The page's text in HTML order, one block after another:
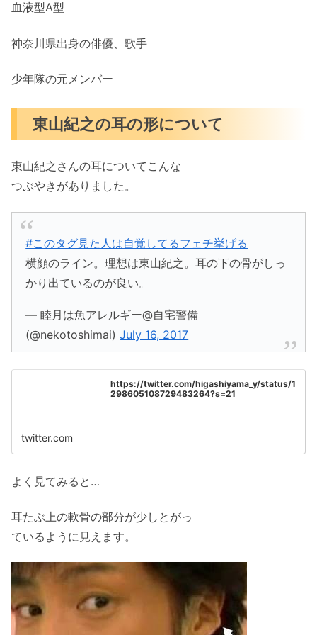
血液型A型
神奈川県出身の俳優、歌手
少年隊の元メンバー
東山紀之の耳の形について
東山紀之さんの耳についてこんな
つぶやきがありました。
#このタグ見た人は自覚してるフェチ挙げる
横顔のライン。理想は東山紀之。耳の下の骨がしっ
かり出ているのが良い。
— 睦月は魚アレルギー@自宅警備
(@nekotoshimai)July 16, 2017
https://twitter.com/higashiyama_y/status/1
298605108729483264?s=21
twitter.com
よく見てみると…
耳たぶ上の軟骨の部分が少しとがっ
ているように見えます。